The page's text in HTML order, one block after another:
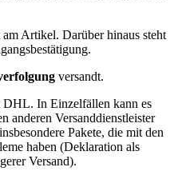
am Artikel. Darüber hinaus steht
versandt.
DHL. In Einzelfällen kann es
anderen Versanddienstleister
Pakete, die mit den
haben (Deklaration als
Versand).